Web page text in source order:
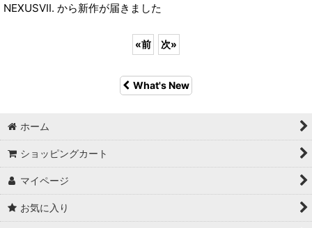
NEXUSVII. から新作が届きました
«前 次»
What's New
ホーム
ショッピングカート
マイページ
お気に入り